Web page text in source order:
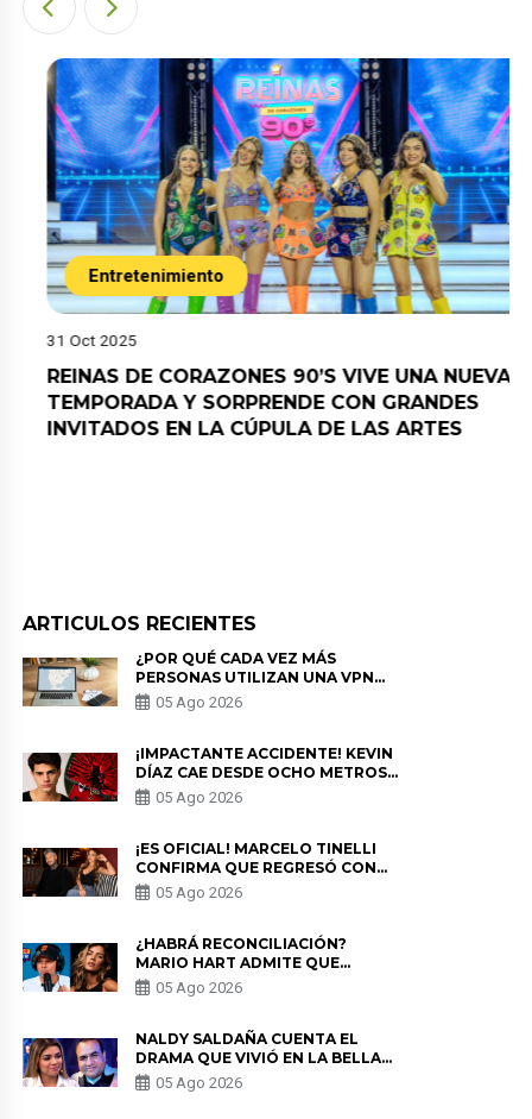
Entretenimiento
31 Oct 2025
REINAS DE CORAZONES 90’S VIVE UNA NUEVA
TEMPORADA Y SORPRENDE CON GRANDES
INVITADOS EN LA CÚPULA DE LAS ARTES
ARTICULOS RECIENTES
¿POR QUÉ CADA VEZ MÁS
PERSONAS UTILIZAN UNA VPN
PARA PROTEGER SU
PRIVACIDAD?
05 Ago 2026
¡IMPACTANTE ACCIDENTE! KEVIN
DÍAZ CAE DESDE OCHO METROS
EN “ESTO ES GUERRA” Y GENERA
PREOCUPACIÓN
05 Ago 2026
¡ES OFICIAL! MARCELO TINELLI
CONFIRMA QUE REGRESÓ CON
MILETT FIGUEROA: “EL AMOR
PUDO MÁS”
05 Ago 2026
¿HABRÁ RECONCILIACIÓN?
MARIO HART ADMITE QUE
PODRÍA VOLVER CON KORINA
RIVADENEIRA: “NO LE CERRARÍA
05 Ago 2026
NALDY SALDAÑA CUENTA EL
DRAMA QUE VIVIÓ EN LA BELLA
LUZ TRAS DENUNCIA AL
DIRECTOR MUSICAL: “NO ME
05 Ago 2026